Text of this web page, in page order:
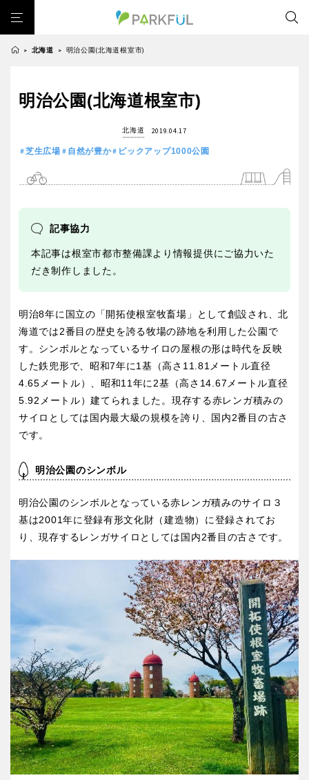
芝生広場 幼児向け 大型遊具 ピックアップ1000公園
紅葉の名所
動物園・ふれあい 歴史・文化財 日本庭園 紅葉の美しい公園
バスケットボール
洋式庭園 ドッグラン ローラー滑り台 植物園 夜景スポット
Pickup 花の名所 プレーパーク
インクルーシブパーク 屋根付き遊び場 花菖蒲 キャンプ場
バスケットゴール ふわふわドーム 健康遊具 ゲートボール
スケートパーク ライトアップ イルミネーション イベント
交通公園
地域で探す
北海道・東北
北海道
秋田
福島
茨城 栃木
群馬 埼玉
千葉
神奈川
富山
石川 福井
山梨 長野
岐阜 静岡
大型遊具 ピックアップ1000公園
梅・桜の名所
景色が良い 水遊び
テニスコート
カフェ・レストラン
歴史・文化財
紅葉の美しい公園 さくら名所100公園
屋内遊び場 アスレチックコース
バスケットボール 彫刻・アート
桜・梅の名所 コトブキ事例
洋式庭園 ドッグラン
ローラー滑り台 植物園
公園グルメ
インクルーシブパーク 屋根付き遊び場
花菖蒲 キャンプ場
バスケットゴール ふわふわドーム
ゲートボール
ライトアップ
イベント
交通公園
地域で探す
> 北海道 > 明治公園(北海道根室市)
明治公園(北海道根室市)
北海道 2019.04.17
芝生広場 自然が豊か ピックアップ1000公園
記事協力
本記事は根室市都市整備課より情報提供にご協力いた
だき制作しました。
明治8年に国立の「開拓使根室牧畜場」として創設され、北
海道では2番目の歴史を誇る牧場の跡地を利用した公園で
す。シンボルとなっているサイロの屋根の形は時代を反映
した鉄兜形で、昭和7年に1基（高さ11.81メートル直径
4.65メートル）、昭和11年に2基（高さ14.67メートル直径
5.92メートル）建てられました。現存する赤レンガ積みの
サイロとしては国内最大級の規模を誇り、国内2番目の古さ
です。
明治公園のシンボル
明治公園のシンボルとなっている赤レンガ積みのサイロ３
基は2001年に登録有形文化財（建造物）に登録されてお
り、現存するレンガサイロとしては国内2番目の古さです。